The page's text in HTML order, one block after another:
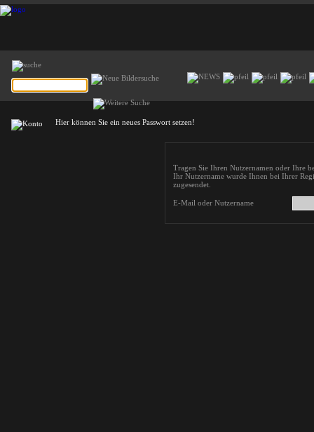
Hier können Sie ein neues Passwort setzen!
Tragen Sie Ihren Nutzernamen oder Ihre
Ihr Nutzername wurde Ihnen bei Ihrer
zugesendet.
E-Mail oder Nutzername